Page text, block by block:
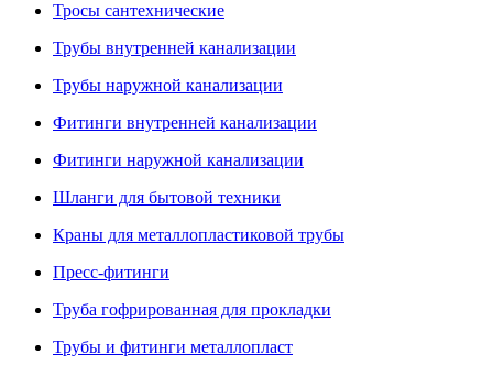
Тросы сантехнические
Трубы внутренней канализации
Трубы наружной канализации
Фитинги внутренней канализации
Фитинги наружной канализации
Шланги для бытовой техники
Краны для металлопластиковой трубы
Пресс-фитинги
Труба гофрированная для прокладки
Трубы и фитинги металлопласт